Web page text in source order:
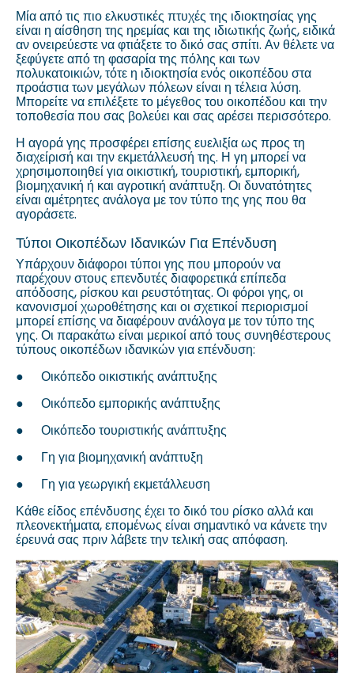
Μία από τις πιο ελκυστικές πτυχές της ιδιοκτησίας γης
είναι η αίσθηση της ηρεμίας και της ιδιωτικής ζωής, ειδικά
αν ονειρεύεστε να φτιάξετε το δικό σας σπίτι. Αν θέλετε να
ξεφύγετε από τη φασαρία της πόλης και των
πολυκατοικιών, τότε η ιδιοκτησία ενός οικοπέδου στα
προάστια των μεγάλων πόλεων είναι η τέλεια λύση.
Μπορείτε να επιλέξετε το μέγεθος του οικοπέδου και την
τοποθεσία που σας βολεύει και σας αρέσει περισσότερο.
Η αγορά γης προσφέρει επίσης ευελιξία ως προς τη
διαχείρισή και την εκμετάλλευσή της. Η γη μπορεί να
χρησιμοποιηθεί για οικιστική, τουριστική, εμπορική,
βιομηχανική ή και αγροτική ανάπτυξη. Οι δυνατότητες
είναι αμέτρητες ανάλογα με τον τύπο της γης που θα
αγοράσετε.
Τύποι Οικοπέδων Ιδανικών Για Επένδυση
Υπάρχουν διάφοροι τύποι γης που μπορούν να
παρέχουν στους επενδυτές διαφορετικά επίπεδα
απόδοσης, ρίσκου και ρευστότητας. Οι φόροι γης, οι
κανονισμοί χωροθέτησης και οι σχετικοί περιορισμοί
μπορεί επίσης να διαφέρουν ανάλογα με τον τύπο της
γης. Οι παρακάτω είναι μερικοί από τους συνηθέστερους
τύπους οικοπέδων ιδανικών για επένδυση:
●
Οικόπεδο οικιστικής ανάπτυξης
●
Οικόπεδο εμπορικής ανάπτυξης
●
Οικόπεδο τουριστικής ανάπτυξης
●
Γη για βιομηχανική ανάπτυξη
●
Γη για γεωργική εκμετάλλευση
Κάθε είδος επένδυσης έχει το δικό του ρίσκο αλλά και
πλεονεκτήματα, επομένως είναι σημαντικό να κάνετε την
έρευνά σας πριν λάβετε την τελική σας απόφαση.